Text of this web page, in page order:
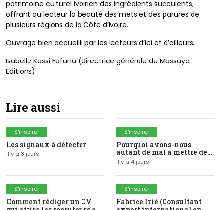
patrimoine culturel ivoirien des ingrédients succulents,
offrant au lecteur la beauté des mets et des parures de
plusieurs régions de la Côte d’Ivoire.
Ouvrage bien accueilli par les lecteurs d’ici et d’ailleurs.
Isabelle Kassi Fofana (directrice générale de Massaya
Editions)
Lire aussi
S'inspirer
Les signaux à détecter
il y a 3 jours
S'inspirer
Pourquoi avons-nous
autant de mal à mettre de
l'argent de côté ?
il y a 4 jours
S'inspirer
Comment rédiger un CV
S'inspirer
Fabrice Irié (Consultant